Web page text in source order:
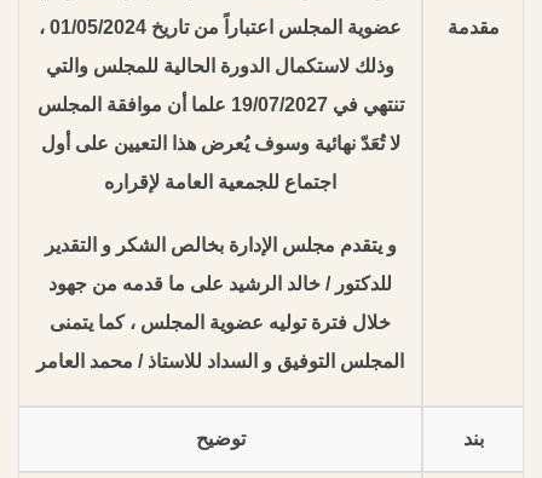
مقدمة
عضوية المجلس اعتباراً من تاريخ 01/05/2024 ،
وذلك لاستكمال الدورة الحالية للمجلس والتي
تنتهي في 19/07/2027 علما أن موافقة المجلس
لا تُعَدّ نهائية وسوف يُعرض هذا التعيين على أول
اجتماع للجمعية العامة لإقراره
و يتقدم مجلس الإدارة بخالص الشكر و التقدير
للدكتور / خالد الرشيد على ما قدمه من جهود
خلال فترة توليه عضوية المجلس ، كما يتمنى
المجلس التوفيق و السداد للاستاذ / محمد العامر
بند توضيح